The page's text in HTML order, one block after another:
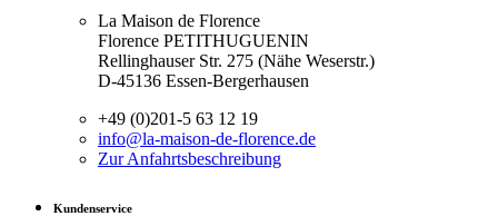
La Maison de Florence
Florence PETITHUGUENIN
Rellinghauser Str. 275 (Nähe Weserstr.)
D-45136 Essen-Bergerhausen
+49 (0)201-5 63 12 19
info@la-maison-de-florence.de
Zur Anfahrts­beschreibung
Kundenservice